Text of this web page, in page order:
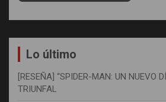
Lo último
[RESEÑA] “SPIDER-MAN: UN NUEVO
TRIUNFAL